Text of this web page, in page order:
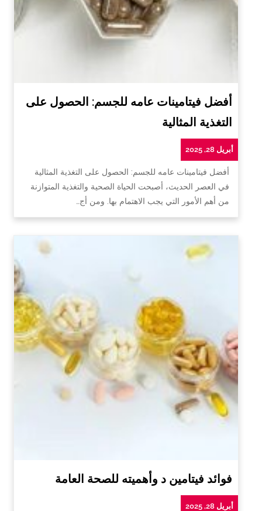
أفضل فيتامينات عامه للجسم: الحصول على
التغذية المثالية
أبريل 28, 2025
أفضل فيتامينات عامه للجسم: الحصول على التغذية المثالية
في العصر الحديث، أصبحت الحياة الصحية والتغذية المتوازنة
من أهم الأمور التي يجب الاهتمام بها. ومن أج…
فوائد فيتامين د وأهميته للصحة العامة
أبريل 28, 2025